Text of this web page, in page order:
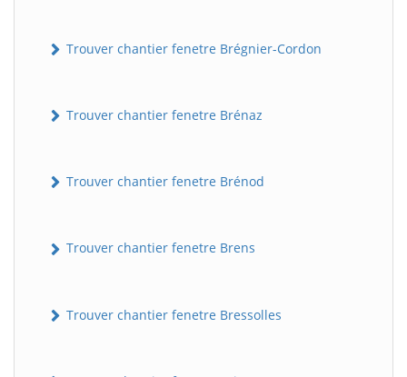
Trouver chantier fenetre Brégnier-Cordon
Trouver chantier fenetre Brénaz
Trouver chantier fenetre Brénod
Trouver chantier fenetre Brens
Trouver chantier fenetre Bressolles